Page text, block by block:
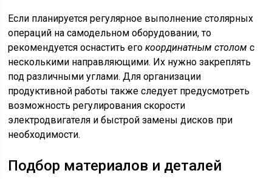
Если планируется регулярное выполнение столярных
операций на самодельном оборудовании, то
рекомендуется оснастить егокоординатным столом с
несколькими направляющими. Их нужно закреплять
под различными углами. Для организации
продуктивной работы также следует предусмотреть
возможность регулирования скорости
электродвигателя и быстрой замены дисков при
необходимости.
Подбор материалов и деталей